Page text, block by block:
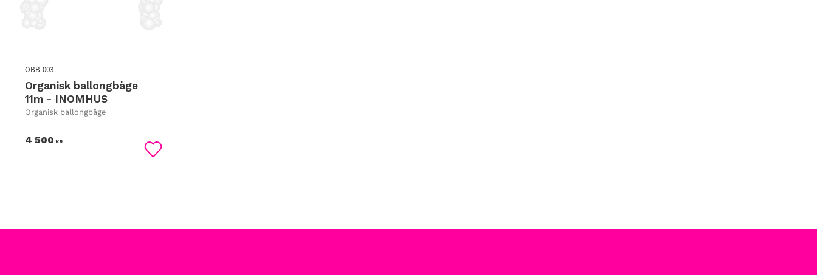
Organisk ballongbåge
11m - INOMHUS
Organisk ballongbåge
OBB-003
4 500 KR
Lägg till i favoriter